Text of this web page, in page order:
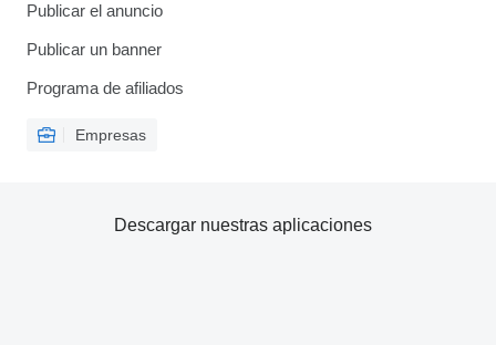
Publicar el anuncio
Publicar un banner
Programa de afiliados
Empresas
Descargar nuestras aplicaciones